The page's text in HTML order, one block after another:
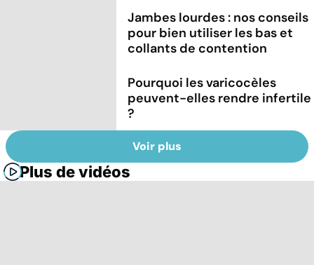
Jambes lourdes : nos conseils
pour bien utiliser les bas et
collants de contention
Pourquoi les varicocèles
peuvent-elles rendre infertile
?
Voir plus
Plus de vidéos